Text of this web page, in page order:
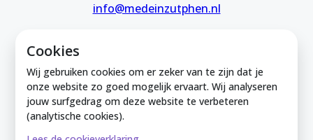
Cookies
Wij gebruiken cookies om er zeker van te zijn dat je
onze website zo goed mogelijk ervaart. Wij analyseren
jouw surfgedrag om deze website te verbeteren
(analytische cookies).
info@medeinzutphen.nl
Mede in Zutphen is onderdeel van de
Zutphense Uitdaging. KVK Zutphense